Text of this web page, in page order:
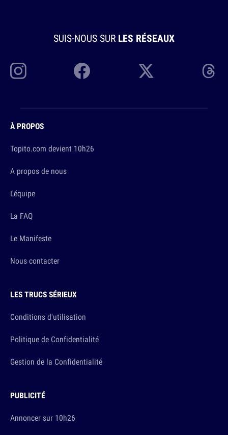
SUIS-NOUS SUR LES RÉSEAUX
À PROPOS
Topito.com devient 10h26
A propos de nous
L'équipe
La FAQ
Le Manifeste
Nous contacter
LES TRUCS SÉRIEUX
Conditions d'utilisation
Politique de Confidentialité
Gestion de la Confidentialité
PUBLICITÉ
Annoncer sur 10h26